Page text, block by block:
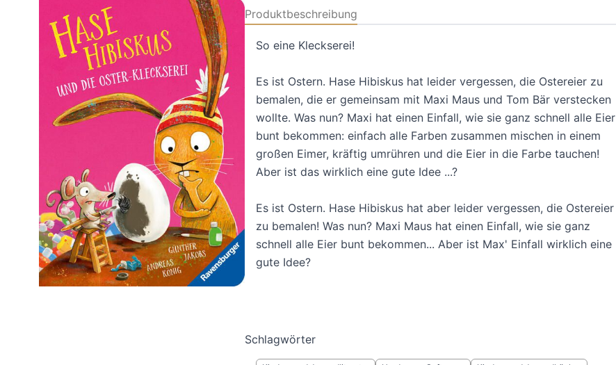
Produktbeschreibung
So eine Kleckserei!
Es ist Ostern. Hase Hibiskus hat leider vergessen, die Ostereier zu
bemalen, die er gemeinsam mit Maxi Maus und Tom Bär verstecken
wollte. Was nun? Maxi hat einen Einfall, wie sie ganz schnell alle Eier
bunt bekommen: einfach alle Farben zusammen mischen in einem
großen Eimer, kräftig umrühren und die Eier in die Farbe tauchen!
Aber ist das wirklich eine gute Idee ...?
Es ist Ostern. Hase Hibiskus hat aber leider vergessen, die Ostereier
zu bemalen! Was nun? Maxi Maus hat einen Einfall, wie sie ganz
schnell alle Eier bunt bekommen... Aber ist Max' Einfall wirklich eine
gute Idee?
Schlagwörter